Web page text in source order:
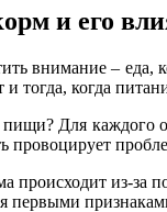
и его
внимание –
и тогда, когда
Для каждого
провоцирует
происходит из-за
первыми